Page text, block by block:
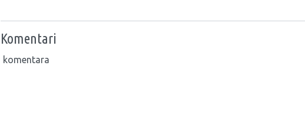
Komentari
komentara